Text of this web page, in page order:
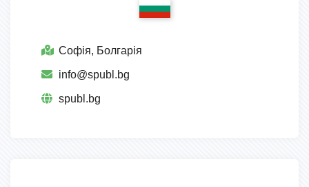
Софія, Болгарія
info@spubl.bg
spubl.bg